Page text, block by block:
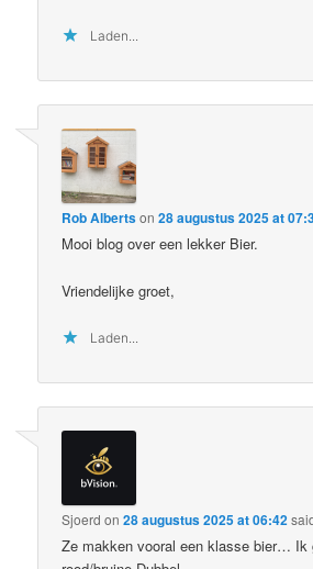
Laden...
Rob Albertson28 augustus 2025 at
Mooi blog over een lekker Bier.
Vriendelijke groet,
Laden...
Sjoerd on28 augustus 2025 at 06:42
Ze makken vooral een klasse bier… Ik